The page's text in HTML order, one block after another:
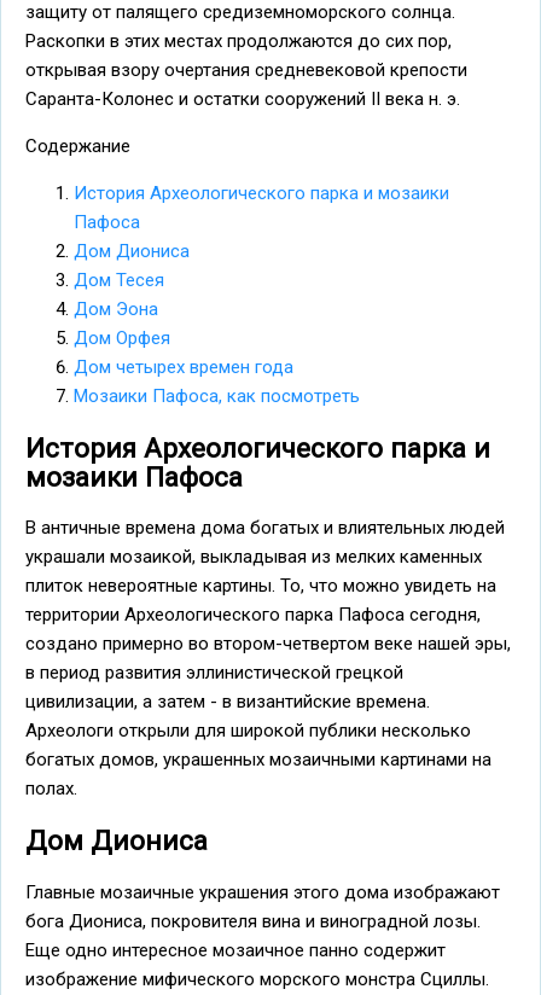
защиту от палящего средиземноморского солнца.
Раскопки в этих местах продолжаются до сих пор,
открывая взору очертания средневековой крепости
Саранта-Колонес и остатки сооружений II века н. э.
Содержание
История Археологического парка и мозаики
Пафоса
Дом Диониса
Дом Тесея
Дом Эона
Дом Орфея
Дом четырех времен года
Мозаики Пафоса, как посмотреть
История Археологического парка и
мозаики Пафоса
В античные времена дома богатых и влиятельных людей
украшали мозаикой, выкладывая из мелких каменных
плиток невероятные картины. То, что можно увидеть на
территории Археологического парка Пафоса сегодня,
создано примерно во втором-четвертом веке нашей эры,
в период развития эллинистической грецкой
цивилизации, а затем - в византийские времена.
Археологи открыли для широкой публики несколько
богатых домов, украшенных мозаичными картинами на
полах.
Дом Диониса
Главные мозаичные украшения этого дома изображают
бога Диониса, покровителя вина и виноградной лозы.
Еще одно интересное мозаичное панно содержит
изображение мифического морского монстра Сциллы.